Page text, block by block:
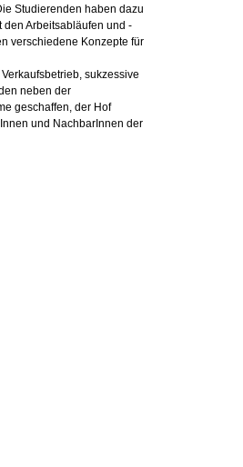
Studierenden haben dazu
Arbeitsabläufen und -
verschiedene Konzepte für
sukzessive
neben der
geschaffen, der Hof
und NachbarInnen der